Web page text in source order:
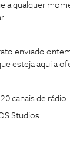
a qualquer
enviado
esteja aqui a
20 canais de
Studios